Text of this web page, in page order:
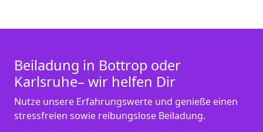
Beiladung in Bottrop oder
Karlsruhe– wir helfen Dir
Nutze unsere Erfahrungswerte und genieße einen
stressfreien sowie reibungslose Beiladung.